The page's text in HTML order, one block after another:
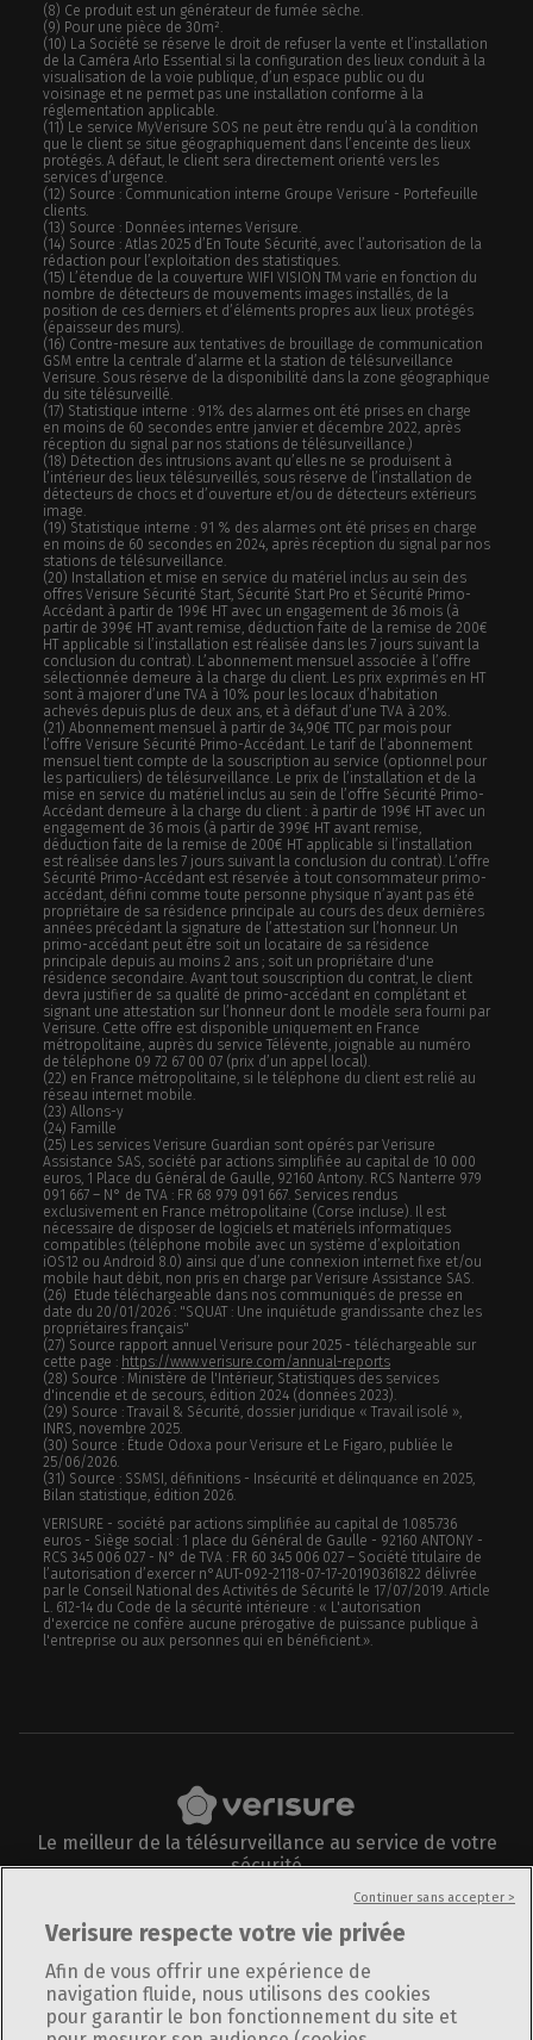
(8) Ce produit est un générateur de fumée sèche.
(9) Pour une pièce de 30m².
(10) La Société se réserve le droit de refuser la vente et l’installation
de la Caméra Arlo Essential si la configuration des lieux conduit à la
visualisation de la voie publique, d’un espace public ou du
voisinage et ne permet pas une installation conforme à la
réglementation applicable.
(11) Le service MyVerisure SOS ne peut être rendu qu’à la condition
que le client se situe géographiquement dans l’enceinte des lieux
protégés. A défaut, le client sera directement orienté vers les
services d’urgence.
(12) Source : Communication interne Groupe Verisure - Portefeuille
clients.
(13) Source : Données internes Verisure.
(14) Source : Atlas 2025 d’En Toute Sécurité, avec l’autorisation de la
rédaction pour l’exploitation des statistiques.
(15) L’étendue de la couverture WIFI VISION TM varie en fonction du
nombre de détecteurs de mouvements images installés, de la
position de ces derniers et d’éléments propres aux lieux protégés
(épaisseur des murs).
(16) Contre-mesure aux tentatives de brouillage de communication
GSM entre la centrale d’alarme et la station de télésurveillance
Verisure. Sous réserve de la disponibilité dans la zone géographique
du site télésurveillé.
(17) Statistique interne : 91% des alarmes ont été prises en charge
en moins de 60 secondes entre janvier et décembre 2022, après
réception du signal par nos stations de télésurveillance.)
(18) Détection des intrusions avant qu’elles ne se produisent à
l’intérieur des lieux télésurveillés, sous réserve de l’installation de
détecteurs de chocs et d’ouverture et/ou de détecteurs extérieurs
image.
(19) Statistique interne : 91 % des alarmes ont été prises en charge
en moins de 60 secondes en 2024, après réception du signal par nos
stations de télésurveillance.
(20) Installation et mise en service du matériel inclus au sein des
offres Verisure Sécurité Start, Sécurité Start Pro et Sécurité Primo-
Accédant à partir de 199€ HT avec un engagement de 36 mois (à
partir de 399€ HT avant remise, déduction faite de la remise de 200€
HT applicable si l’installation est réalisée dans les 7 jours suivant la
conclusion du contrat). L’abonnement mensuel associée à l’offre
sélectionnée demeure à la charge du client. Les prix exprimés en HT
sont à majorer d’une TVA à 10% pour les locaux d’habitation
achevés depuis plus de deux ans, et à défaut d’une TVA à 20%.
(21) Abonnement mensuel à partir de 34,90€ TTC par mois pour
l’offre Verisure Sécurité Primo-Accédant. Le tarif de l’abonnement
mensuel tient compte de la souscription au service (optionnel pour
les particuliers) de télésurveillance. Le prix de l’installation et de la
mise en service du matériel inclus au sein de l’offre Sécurité Primo-
Accédant demeure à la charge du client : à partir de 199€ HT avec un
engagement de 36 mois (à partir de 399€ HT avant remise,
déduction faite de la remise de 200€ HT applicable si l’installation
est réalisée dans les 7 jours suivant la conclusion du contrat). L’offre
Sécurité Primo-Accédant est réservée à tout consommateur primo-
accédant, défini comme toute personne physique n’ayant pas été
propriétaire de sa résidence principale au cours des deux dernières
années précédant la signature de l’attestation sur l’honneur. Un
primo-accédant peut être soit un locataire de sa résidence
principale depuis au moins 2 ans ; soit un propriétaire d'une
résidence secondaire. Avant tout souscription du contrat, le client
devra justifier de sa qualité de primo-accédant en complétant et
signant une attestation sur l’honneur dont le modèle sera fourni par
Verisure. Cette offre est disponible uniquement en France
métropolitaine, auprès du service Télévente, joignable au numéro
de téléphone 09 72 67 00 07 (prix d’un appel local).
(22) en France métropolitaine, si le téléphone du client est relié au
réseau internet mobile.
(23) Allons-y
(24) Famille
(25) Les services Verisure Guardian sont opérés par Verisure
Assistance SAS, société par actions simplifiée au capital de 10 000
euros, 1 Place du Général de Gaulle, 92160 Antony. RCS Nanterre 979
091 667 – N° de TVA : FR 68 979 091 667. Services rendus
exclusivement en France métropolitaine (Corse incluse). Il est
nécessaire de disposer de logiciels et matériels informatiques
compatibles (téléphone mobile avec un système d’exploitation
iOS12 ou Android 8.0) ainsi que d’une connexion internet fixe et/ou
mobile haut débit, non pris en charge par Verisure Assistance SAS.
(26) Etude téléchargeable dans nos communiqués de presse en
date du 20/01/2026 : "SQUAT : Une inquiétude grandissante chez les
propriétaires français"
(27) Source rapport annuel Verisure pour 2025 - téléchargeable sur
cette page : https://www.verisure.com/annual-reports
(28) Source : Ministère de l'Intérieur, Statistiques des services
d'incendie et de secours, édition 2024 (données 2023).
(29) Source : Travail & Sécurité, dossier juridique « Travail isolé »,
INRS, novembre 2025.
(30) Source : Étude Odoxa pour Verisure et Le Figaro, publiée le
25/06/2026.
(31) Source : SSMSI, définitions - Insécurité et délinquance en 2025,
Bilan statistique, édition 2026.
VERISURE - société par actions simplifiée au capital de 1.085.736
euros - Siège social : 1 place du Général de Gaulle - 92160 ANTONY -
RCS 345 006 027 - N° de TVA : FR 60 345 006 027 – Société titulaire de
l’autorisation d’exercer n°AUT-092-2118-07-17-20190361822 délivrée
par le Conseil National des Activités de Sécurité le 17/07/2019. Article
L. 612-14 du Code de la sécurité intérieure : « L'autorisation
d'exercice ne confère aucune prérogative de puissance publique à
l'entreprise ou aux personnes qui en bénéficient.».
Le meilleur de la télésurveillance au service de votre
sécurité
Verisure respecte votre vie privée
Afin de vous offrir une expérience de
navigation fluide, nous utilisons des cookies
pour garantir le bon fonctionnement du site et
Continuer sans accepter >